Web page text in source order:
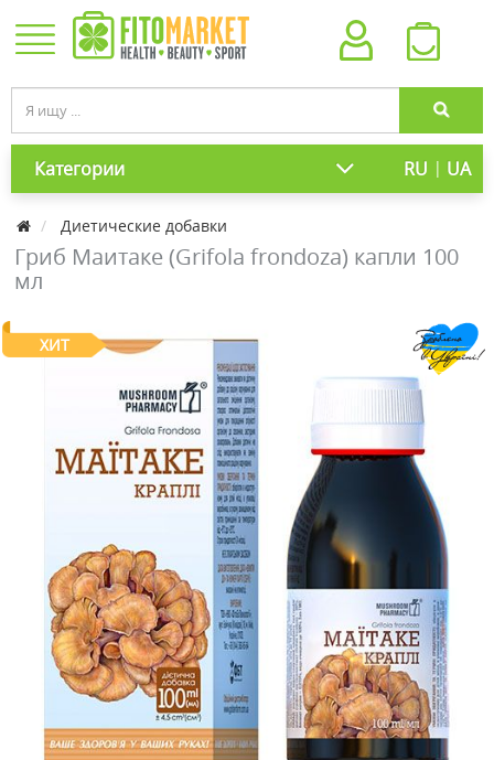
Категории RU | UA
Диетические добавки
Гриб Маитаке (Grifola frondoza) капли 100
мл
ХИТ